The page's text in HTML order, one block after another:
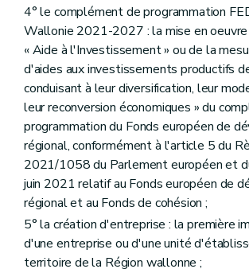
4° le complément de programmation
Wallonie 2021-2027 : la mise en
« Aide à l'Investissement » ou de la
d'aides aux investissements productifs
conduisant à leur diversification, leur
leur reconversion économiques » du
programmation du Fonds européen de
régional, conformément à l'article 5 du
2021/1058 du Parlement européen et
juin 2021 relatif au Fonds européen de
régional et au Fonds de cohésion ;
5° la création d'entreprise : la première
d'une entreprise ou d'une unité
territoire de la Région wallonne ;